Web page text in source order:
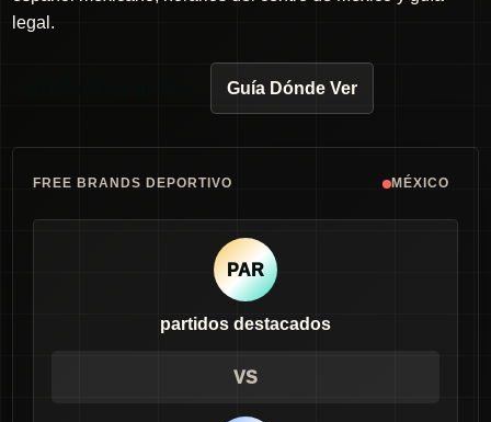
legal.
Guía Dónde Ver
FREE BRANDS DEPORTIVO MÉXICO
PAR
partidos destacados
VS